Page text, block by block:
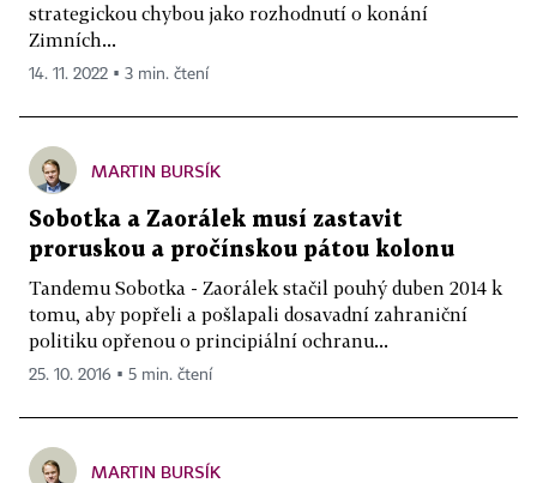
strategickou chybou jako rozhodnutí o konání
Zimních...
14. 11. 2022 ▪ 3 min. čtení
MARTIN BURSÍK
Sobotka a Zaorálek musí zastavit
proruskou a pročínskou pátou kolonu
Tandemu Sobotka - Zaorálek stačil pouhý duben 2014 k
tomu, aby popřeli a pošlapali dosavadní zahraniční
politiku opřenou o principiální ochranu...
25. 10. 2016 ▪ 5 min. čtení
MARTIN BURSÍK